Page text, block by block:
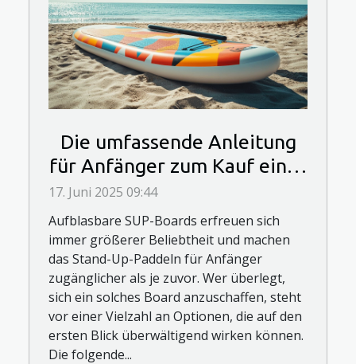
Die umfassende Anleitung
für Anfänger zum Kauf eines
aufblasbaren SUP-Boards
17. Juni 2025 09:44
Aufblasbare SUP-Boards erfreuen sich
immer größerer Beliebtheit und machen
das Stand-Up-Paddeln für Anfänger
zugänglicher als je zuvor. Wer überlegt,
sich ein solches Board anzuschaffen, steht
vor einer Vielzahl an Optionen, die auf den
ersten Blick überwältigend wirken können.
Die folgende...